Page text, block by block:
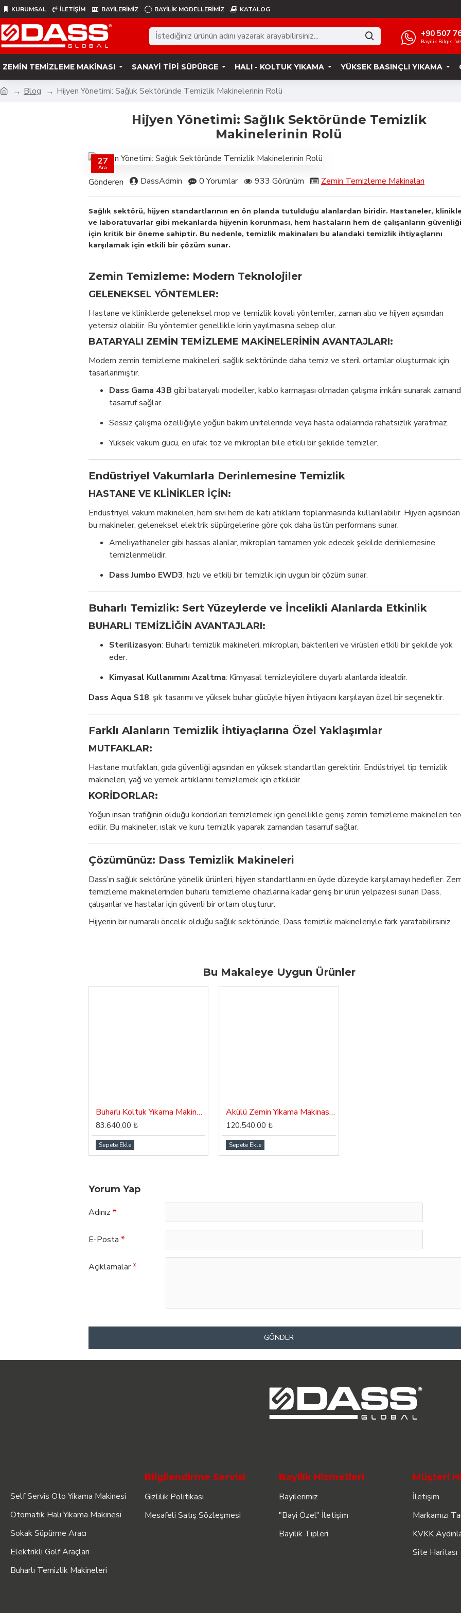
KURUMSAL İLETİŞİM BAYİLERİMİZ BAYILIK MODELLERIMIZ KATALOG
+90 507
Bayilik Bilgisi
ZEMIN TEMIZLEME MAKINASI SANAYI TIPI SÜPÜRGE HALI - KOLTUK YIKAMA YÜKSEK BASINÇLI YIKAMA
Blog Hijyen Yönetimi: Sağlık Sektöründe Temizlik Makinelerinin Rolü
Hijyen Yönetimi: Sağlık Sektöründe Temizlik
Makinelerinin Rolü
27
Ara
Gönderen DassAdmin 0 Yorumlar 933 Görünüm Zemin Temizleme Makinaları
Sağlık sektörü, hijyen standartlarının en ön planda tutulduğu alanlardan biridir. Hastaneler,
ve laboratuvarlar gibi mekanlarda hijyenin korunması, hem hastaların hem de çalışanların güvenliği
için kritik bir öneme sahiptir. Bu nedenle, temizlik makinaları bu alandaki temizlik ihtiyaçlarını
karşılamak için etkili bir çözüm sunar.
Zemin Temizleme: Modern Teknolojiler
GELENEKSEL YÖNTEMLER:
Hastane ve kliniklerde geleneksel mop ve temizlik kovalı yöntemler, zaman alıcı ve hijyen açısından
yetersiz olabilir. Bu yöntemler genellikle kirin yayılmasına sebep olur.
BATARYALI ZEMIN TEMIZLEME MAKINELERININ AVANTAJLARI:
Modern zemin temizleme makineleri, sağlık sektöründe daha temiz ve steril ortamlar oluşturmak için
tasarlanmıştır.
Dass Gama 43B gibi bataryalı modeller, kablo karmaşası olmadan çalışma imkânı sunarak
tasarruf sağlar.
Sessiz çalışma özelliğiyle yoğun bakım ünitelerinde veya hasta odalarında rahatsızlık yaratmaz.
Yüksek vakum gücü, en ufak toz ve mikropları bile etkili bir şekilde temizler.
Endüstriyel Vakumlarla Derinlemesine Temizlik
HASTANE VE KLINIKLER İÇIN:
Endüstriyel vakum makineleri, hem sıvı hem de katı atıkların toplanmasında kullanılabilir. Hijyen açısından
bu makineler, geleneksel elektrik süpürgelerine göre çok daha üstün performans sunar.
Ameliyathaneler gibi hassas alanlar, mikropları tamamen yok edecek şekilde derinlemesine
temizlenmelidir.
Dass Jumbo EWD3, hızlı ve etkili bir temizlik için uygun bir çözüm sunar.
Buharlı Temizlik: Sert Yüzeylerde ve İncelikli Alanlarda Etkinlik
BUHARLI TEMIZLIĞIN AVANTAJLARI:
Sterilizasyon: Buharlı temizlik makineleri, mikropları, bakterileri ve virüsleri etkili bir şekilde yok
eder.
Kimyasal Kullanımını Azaltma: Kimyasal temizleyicilere duyarlı alanlarda idealdir.
Dass Aqua S18, şık tasarımı ve yüksek buhar gücüyle hijyen ihtiyacını karşılayan özel bir seçenektir.
Farklı Alanların Temizlik İhtiyaçlarına Özel Yaklaşımlar
MUTFAKLAR:
Hastane mutfakları, gıda güvenliği açısından en yüksek standartları gerektirir. Endüstriyel tip temizlik
makineleri, yağ ve yemek artıklarını temizlemek için etkilidir.
KORIDORLAR:
Yoğun insan trafiğinin olduğu koridorları temizlemek için genellikle genış zemin temizleme makineleri
edilir. Bu makineler, ıslak ve kuru temizlik yaparak zamandan tasarruf sağlar.
Çözümünüz: Dass Temizlik Makineleri
Dass’ın sağlık sektörüne yönelik ürünleri, hijyen standartlarını en üyde düzeyde karşılamayı hedefler.
temizleme makinelerinden buharlı temizleme cihazlarına kadar geniş bir ürün yelpazesi sunan Dass,
çalışanlar ve hastalar için güvenli bir ortam oluşturur.
Hijyenin bir numaralı öncelik olduğu sağlık sektöründe, Dass temizlik makineleriyle fark yaratabilirsiniz.
Bu Makaleye Uygun Ürünler
Buharlı Koltuk Yıkama Makinası Dass Aqua S18
83.640,00 ₺
Sepete Ekle
Akülü Zemin Yıkama Makinası Dass Gama 43B
120.540,00 ₺
Sepete Ekle
Yorum Yap
Adınız
E-Posta
Açıklamalar
GÖNDER
Self Servis Oto Yıkama Makinesi
Otomatik Halı Yıkama Makinesi
Sokak Süpürme Aracı
Elektrikli Golf Araçları
Buharlı Temizlik Makineleri
Bilgilendirme Servisi
Gizlilik Politikası
Mesafeli Satış Sözleşmesi
Bayilik Hizmetleri
Bayilerimiz
"Bayi Özel" İletişim
Bayilik Tipleri
Müşteri
İletişim
Markamızı
KVKK
Site Haritası